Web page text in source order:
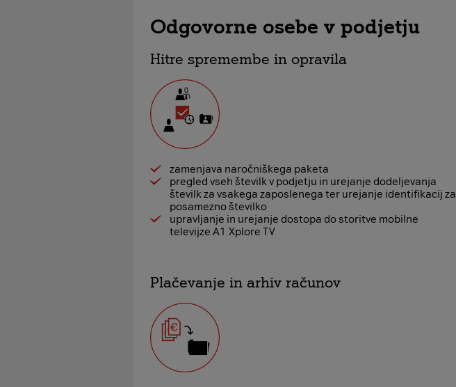
Odgovorne osebe v podjetju
Hitre spremembe in opravila
zamenjava naročniškega paketa
pregled vseh številk v podjetju in urejanje dodeljevanja
številk za vsakega zaposlenega ter urejanje identifikacij za
posamezno številko
upravljanje in urejanje dostopa do storitve mobilne
televijze A1 Xplore TV
Plačevanje in arhiv računov